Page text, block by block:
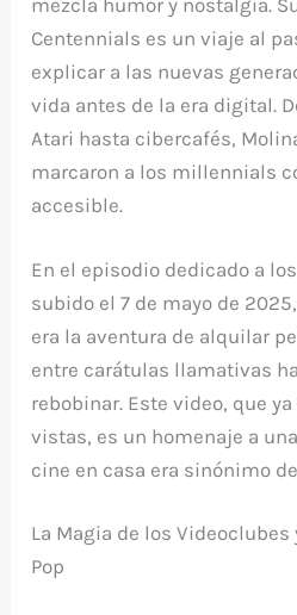
mezcla humor y nostalgia.
Centennials es un viaje al
explicar a las nuevas
vida antes de la era digital.
Atari hasta cibercafés,
marcaron a los millennials
accesible.
En el episodio dedicado a
subido el 7 de mayo de
era la aventura de alquilar
entre carátulas llamativas
rebobinar. Este video, que
vistas, es un homenaje a
cine en casa era sinónimo
La Magia de los Videoclubes
Pop